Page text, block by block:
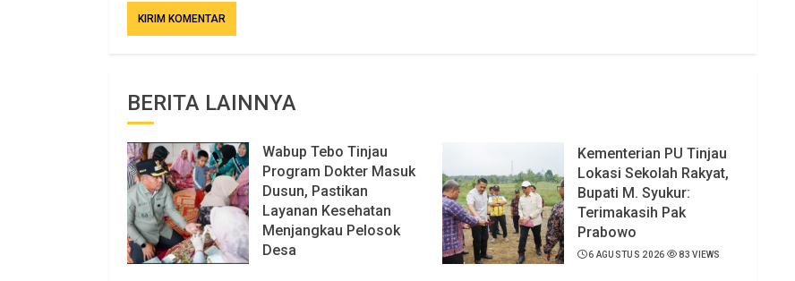
BERITA LAINNYA
Wabup Tebo Tinjau
Program Dokter Masuk
Dusun, Pastikan
Layanan Kesehatan
Menjangkau Pelosok
Desa
Kementerian PU Tinjau
Lokasi Sekolah Rakyat,
Bupati M. Syukur:
Terimakasih Pak
Prabowo
6 AGUSTUS 2026 83 VIEWS